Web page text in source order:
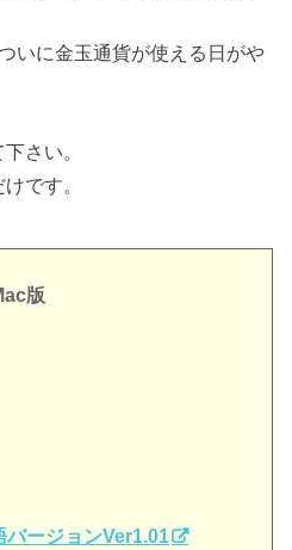
いに金玉通貨が使える日がや
さい。
です。
版
ージョンVer1.01